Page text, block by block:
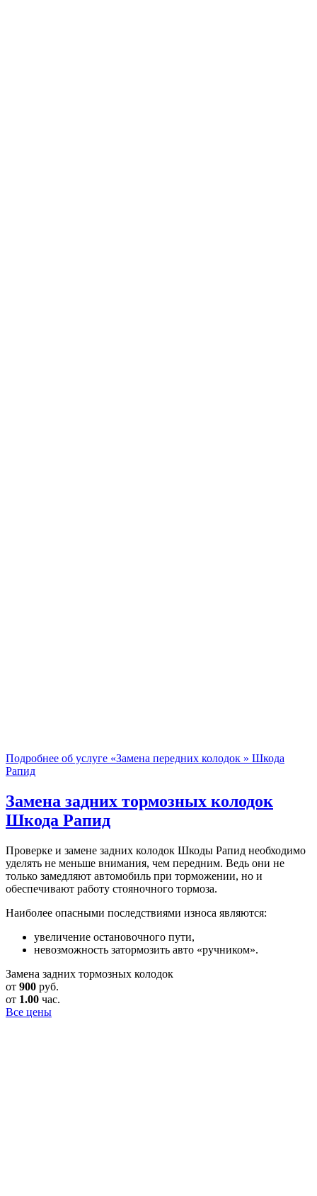
Подробнее об услуге «Замена передних колодок » Шкода
Рапид
Замена задних тормозных колодок
Шкода Рапид
Проверке и замене задних колодок Шкоды Рапид необходимо
уделять не меньше внимания, чем передним. Ведь они не
только замедляют автомобиль при торможении, но и
обеспечивают работу стояночного тормоза.
Наиболее опасными последствиями износа являются:
увеличение остановочного пути,
невозможность затормозить авто «ручником».
Замена задних тормозных колодок
от 900 руб.
от 1.00 час.
Все цены